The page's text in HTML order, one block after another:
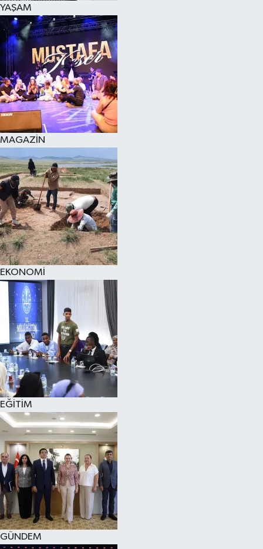
YAŞAM
MAGAZİN
EKONOMİ
EĞİTİM
GÜNDEM
SPOR
KÜLTÜR SANAT
FRAGMANLAR